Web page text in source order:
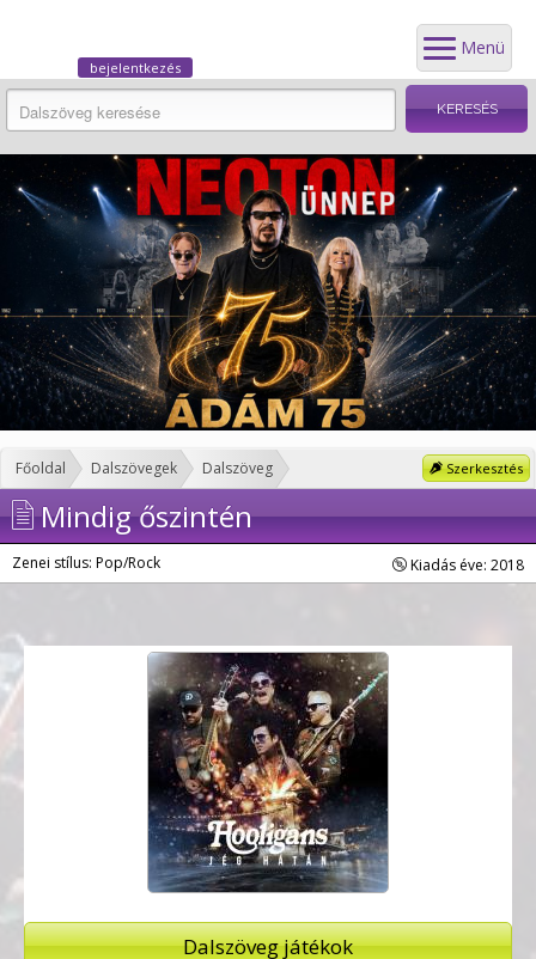
Menü
bejelentkezés
Szerkesztés
Főoldal Dalszövegek Dalszöveg
Mindig őszintén
Zenei stílus: Pop/Rock Kiadás éve: 2018
Dalszöveg játékok